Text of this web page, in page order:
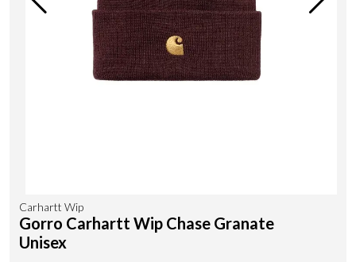
Carhartt Wip
Gorro Carhartt Wip Chase Granate
Unisex